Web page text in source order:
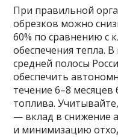
При правильной
обрезков можно
60% по сравнению с
обеспечения тепла.
средней полосы
обеспечить
течение 6–8
топлива.
— вклад в снижение
и минимизацию